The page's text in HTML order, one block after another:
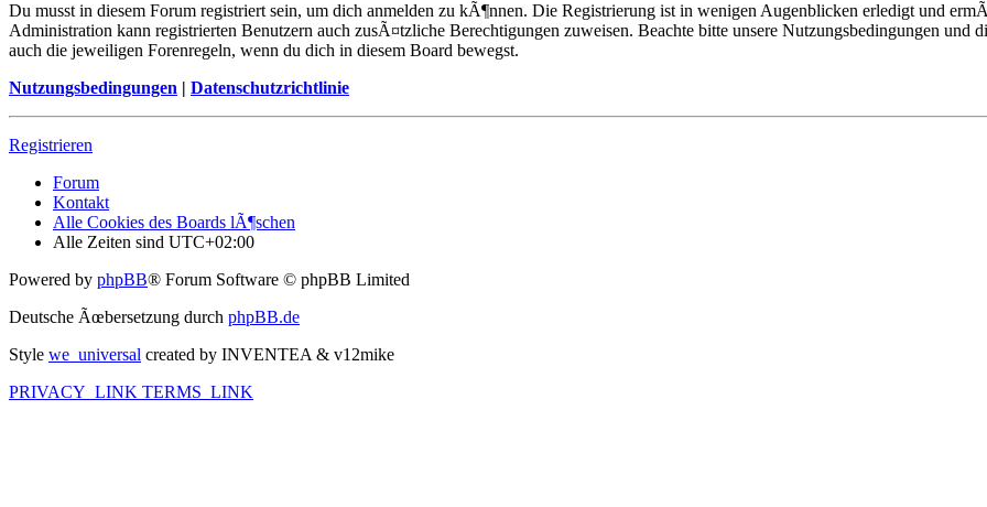
Du musst in diesem Forum registriert sein, um dich anmelden zu kÃ¶nnen. Die Registrierung ist in wenigen Augenblicken erledigt und
Administration kann registrierten Benutzern auch zusÃ¤tzliche Berechtigungen zuweisen. Beachte bitte unsere Nutzungsbedingungen und
auch die jeweiligen Forenregeln, wenn du dich in diesem Board bewegst.
Nutzungsbedingungen | Datenschutzrichtlinie
Registrieren
Forum
Kontakt
Alle Cookies des Boards lÃ¶schen
Alle Zeiten sind UTC+02:00
Powered by phpBB® Forum Software © phpBB Limited
Deutsche Ãœbersetzung durch phpBB.de
Style we_universal created by INVENTEA & v12mike
PRIVACY_LINK TERMS_LINK